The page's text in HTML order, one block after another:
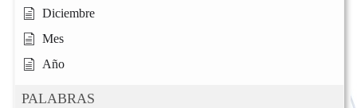
Diciembre
Mes
Año
PALABRAS